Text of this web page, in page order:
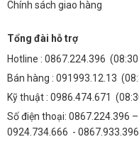
Chính sách giao hàng
Tổng đài hỗ trợ
Hotline : 0867.224.396
Bán hàng : 091993.12.13
Kỹ thuật : 0986.474.671
Số điện thoại: 0867.224.396
0924.734.666 - 0867.933.396